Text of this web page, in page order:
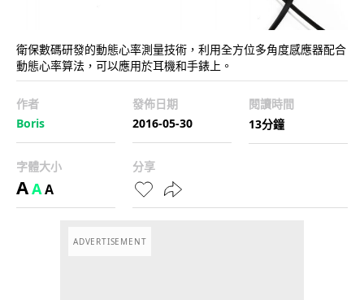
衛保數碼研發的動態心率測量技術，利用全方位多角度感應器配合
動態心率算法，可以應用於耳機和手錶上。
作者
Boris
發佈日期
2016-05-30
閱讀時間
13分鐘
字體大小
AAA
分享
ADVERTISEMENT